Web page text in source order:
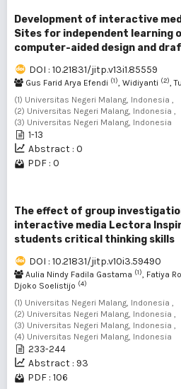
Development of interactive
Sites for independent learning
computer-aided design and
DOI : 10.21831/jitp.v13i1.85559
Gus Farid Arya Efendi (1), Widiyanti (2),
(1) Universitas Negeri Malang, Indonesia ,
(2) Universitas Negeri Malang, Indonesia ,
(3) Universitas Negeri Malang, Indonesia
1-13
Abstract : 0
PDF : 0
The effect of group
interactive media Lectora
students critical thinking skills
DOI : 10.21831/jitp.v10i3.59490
Aulia Nindy Fadila Gastama (1), Fatiya
Djoko Soelistijo (4)
(1) Universitas Negeri Malang, Indonesia ,
(2) Universitas Negeri Malang, Indonesia ,
(3) Universitas Negeri Malang, Indonesia ,
(4) Universitas Negeri Malang, Indonesia
233-244
Abstract : 93
PDF : 106